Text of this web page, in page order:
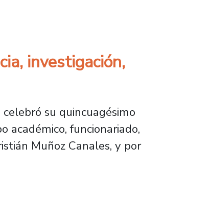
del Ministerio de Hacienda
investigación,
su quincuagésimo
académico, funcionariado,
Muñoz Canales, y por
internacionalización y